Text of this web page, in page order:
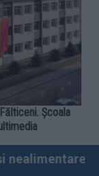
angro și
Școala
destinat rețelei